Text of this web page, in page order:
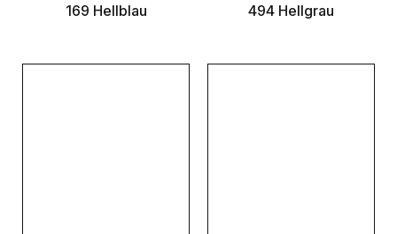
169 Hellblau
494 Hellgrau